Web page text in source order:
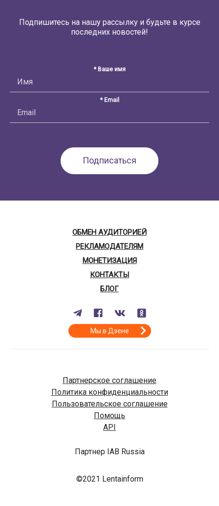
Подпишитесь на нашу рассылку и будьте в курсе
последних новостей!
* Ваше имя
* Email
ОБМЕН АУДИТОРИЕЙ
РЕКЛАМОДАТЕЛЯМ
МОНЕТИЗАЦИЯ
КОНТАКТЫ
БЛОГ
Мы в Дзене
Партнерское соглашение
Политика конфиденциальности
Пользовательское соглашение
Помощь
API
Партнер IAB Russia
©2021 Lentainform